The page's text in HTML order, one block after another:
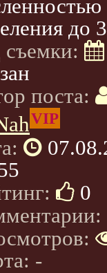
до
съемки:
поста:
VIP
0
-